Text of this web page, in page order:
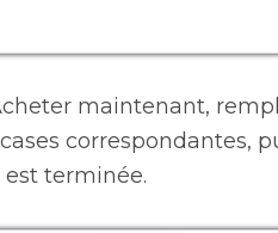
maintenant,
correspondantes,
est terminée.